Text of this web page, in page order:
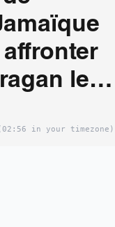
le
in your timezone)